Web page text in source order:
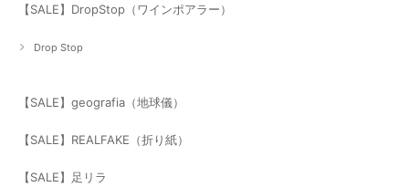
【SALE】DropStop（ワインポアラー）
Drop Stop
【SALE】geografia（地球儀）
【SALE】REALFAKE（折り紙）
【SALE】足リラ